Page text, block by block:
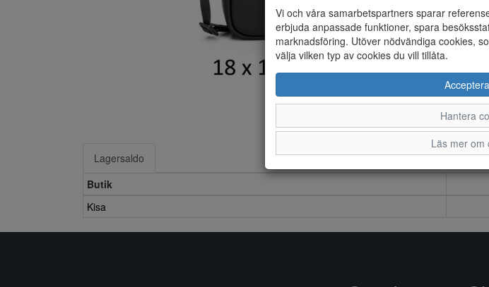
Lagersaldo
Butik
Kisa
Vi och våra samarbetspartners sparar
erbjuda anpassade funktioner, spara
marknadsföring. Utöver nödvändiga cookies,
välja vilken typ av cookies du vill tillåta.
Hantera
Läs mer om